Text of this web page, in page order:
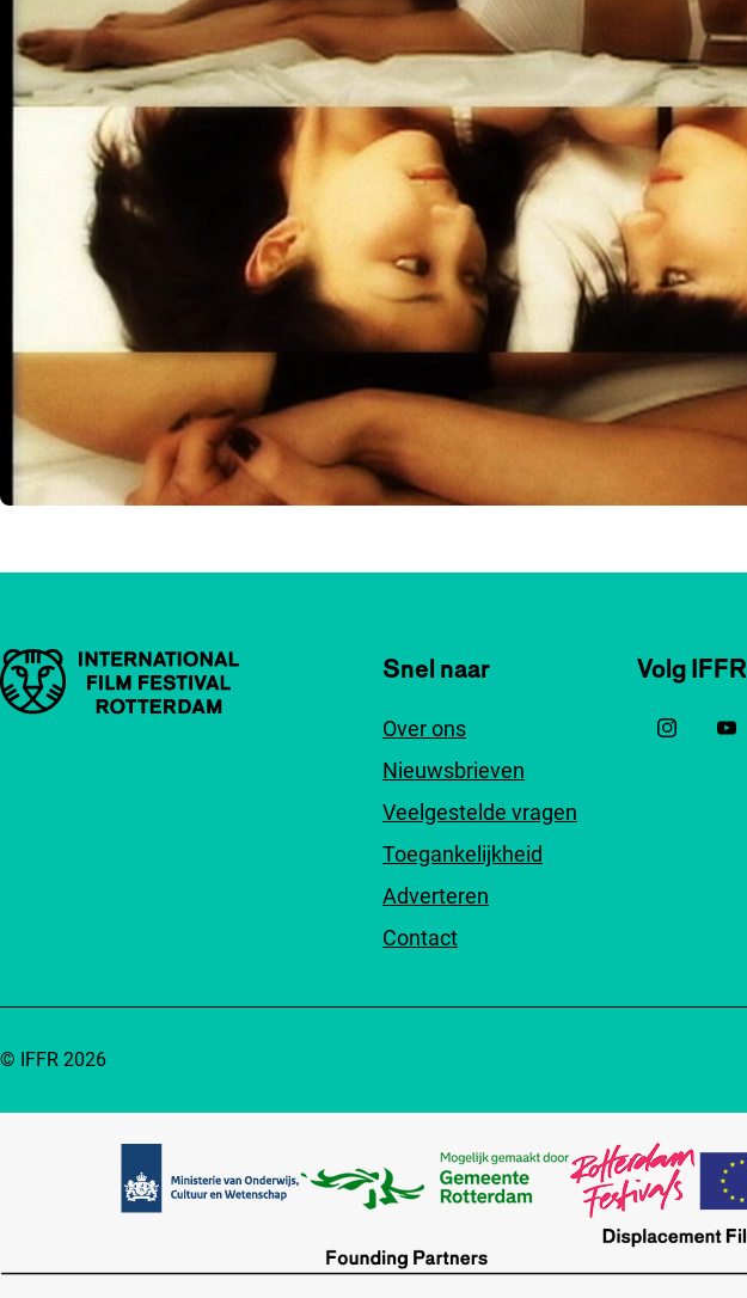
Belangrijke links Snel naar
Over ons
Nieuwsbrieven
Veelgestelde vragen
Toegankelijkheid
Adverteren
Contact
Volg IFFR
© IFFR 2026